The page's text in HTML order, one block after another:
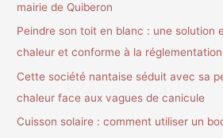
mairie de Quiberon
Peindre son toit en blanc : une solution
chaleur et conforme à la
Cette société nantaise séduit avec sa
chaleur face aux vagues de canicule
Cuisson solaire : comment utiliser un